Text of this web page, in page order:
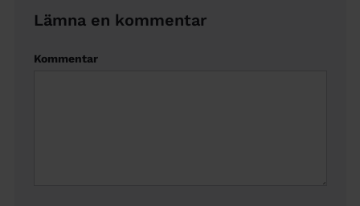
Lämna en kommentar
Kommentar